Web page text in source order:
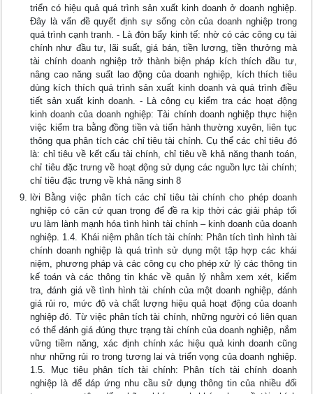
triển có hiệu quả quá trình sản xuất kinh doanh ở doanh nghiệp.
Đây là vấn đề quyết định sự sống còn của doanh nghiệp trong
quá trình cạnh tranh. - Là đòn bẩy kinh tế: nhờ có các công cụ tài
chính như đầu tư, lãi suất, giá bán, tiền lương, tiền thưởng mà
tài chính doanh nghiệp trở thành biện pháp kích thích đầu tư,
nâng cao năng suất lao động của doanh nghiệp, kích thích tiêu
dùng kích thích quá trình sản xuất kinh doanh và quá trình điều
tiết sản xuất kinh doanh. - Là công cụ kiểm tra các hoạt động
kinh doanh của doanh nghiệp: Tài chính doanh nghiệp thực hiện
việc kiểm tra bằng đồng tiền và tiến hành thường xuyên, liên tục
thông qua phân tích các chỉ tiêu tài chính. Cụ thể các chỉ tiêu đó
là: chỉ tiêu về kết cấu tài chính, chỉ tiêu về khả năng thanh toán,
chỉ tiêu đặc trưng về hoạt động sử dụng các nguồn lực tài chính;
chỉ tiêu đặc trưng về khả năng sinh 8
lời Bằng việc phân tích các chỉ tiêu tài chính cho phép doanh
nghiệp có căn cứ quan trọng để đề ra kịp thời các giải pháp tối
ưu làm lành mạnh hóa tình hình tài chính – kinh doanh của doanh
nghiệp. 1.4. Khái niệm phân tích tài chính: Phân tích tình hình tài
chính doanh nghiệp là quá trình sử dụng một tập hợp các khái
niệm, phương pháp và các công cụ cho phép xử lý các thông tin
kế toán và các thông tin khác về quản lý nhằm xem xét, kiểm
tra, đánh giá về tình hình tài chính của một doanh nghiệp, đánh
giá rủi ro, mức độ và chất lượng hiệu quả hoạt động của doanh
nghiệp đó. Từ việc phân tích tài chính, những người có liên quan
có thể đánh giá đúng thực trạng tài chính của doanh nghiệp, nắm
vững tiềm năng, xác định chính xác hiệu quả kinh doanh cũng
như những rủi ro trong tương lai và triển vọng của doanh nghiệp.
1.5. Mục tiêu phân tích tài chính: Phân tích tài chính doanh
nghiệp là để đáp ứng nhu cầu sử dụng thông tin của nhiều đối